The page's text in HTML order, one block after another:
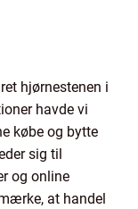
hjørnestenen i
havde vi
købe og bytte
sig til
og online
at handel